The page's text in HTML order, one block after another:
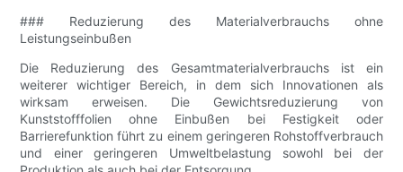
### Reduzierung des Materialverbrauchs ohne
Leistungseinbußen
Die Reduzierung des Gesamtmaterialverbrauchs ist ein
weiterer wichtiger Bereich, in dem sich Innovationen als
wirksam erweisen. Die Gewichtsreduzierung von
Kunststofffolien ohne Einbußen bei Festigkeit oder
Barrierefunktion führt zu einem geringeren Rohstoffverbrauch
und einer geringeren Umweltbelastung sowohl bei der